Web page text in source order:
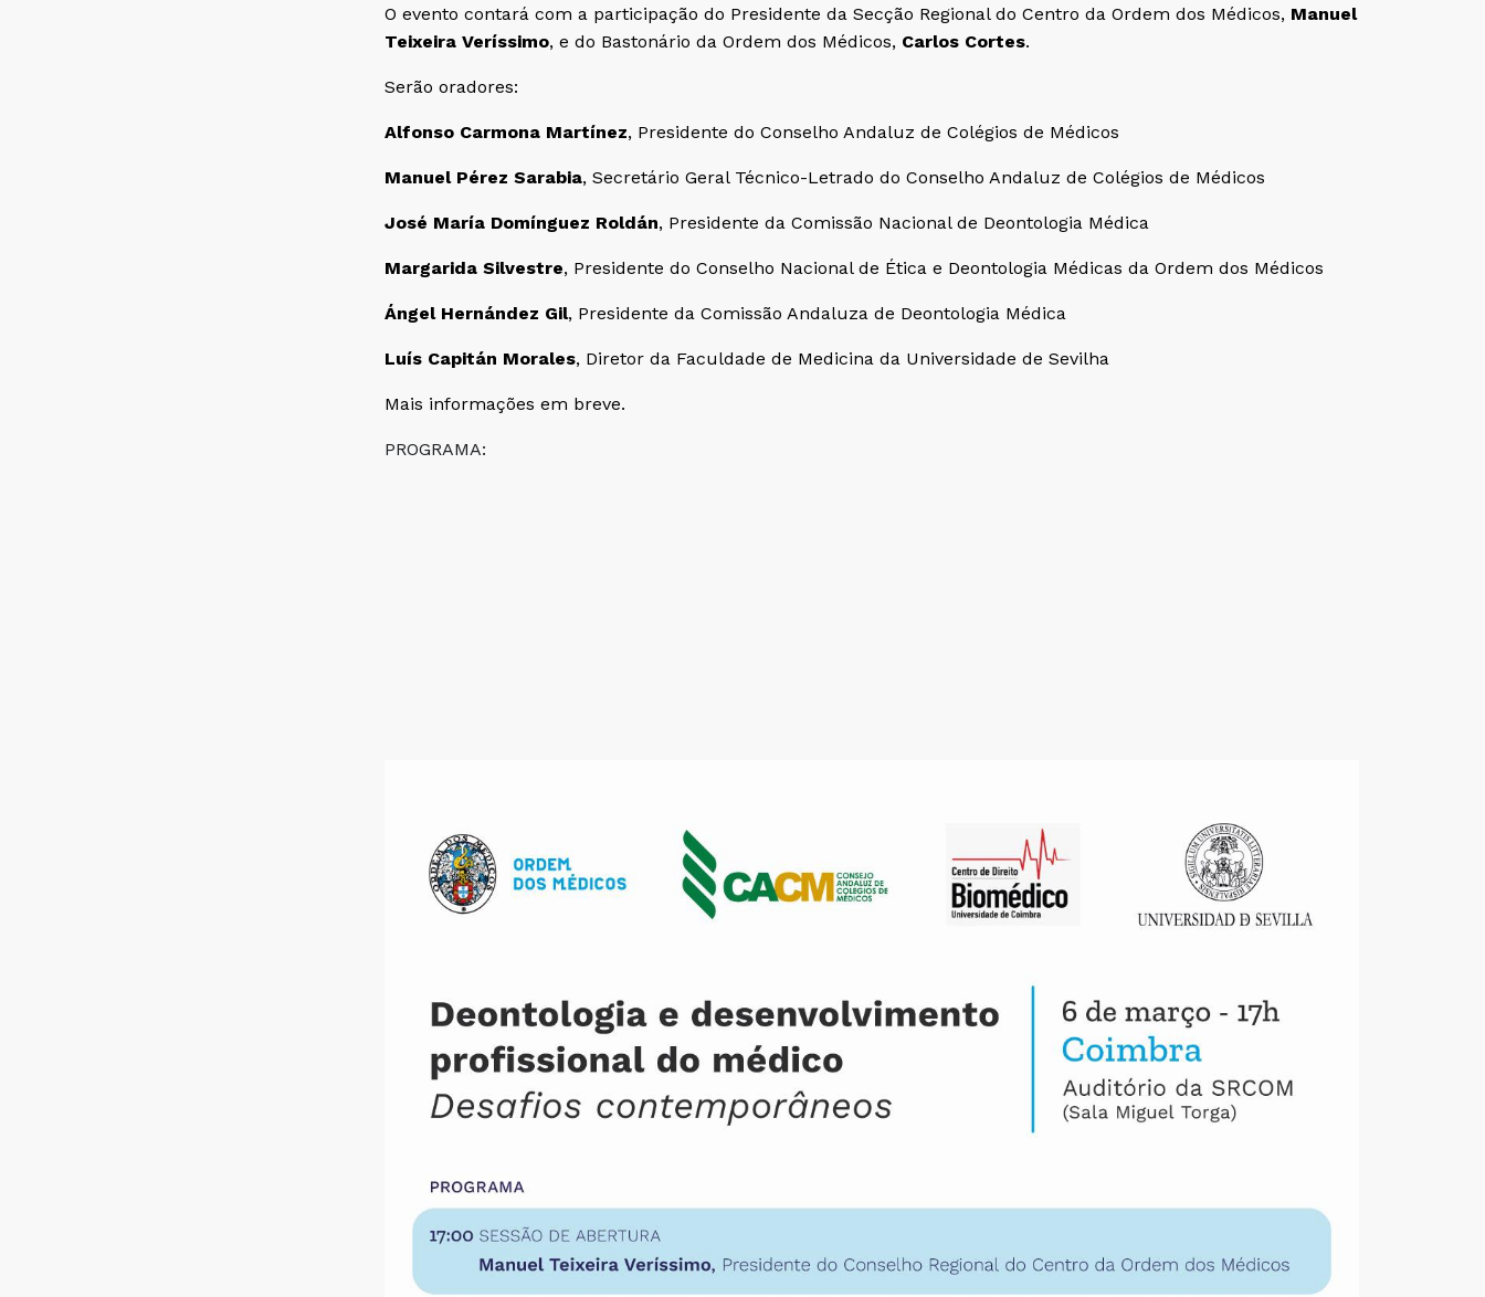
O evento contará com a participação do Presidente da Secção Regional do Centro da Ordem dos Médicos, Manuel
Teixeira Veríssimo, e do Bastonário da Ordem dos Médicos, Carlos Cortes.
Serão oradores:
Alfonso Carmona Martínez, Presidente do Conselho Andaluz de Colégios de Médicos
Manuel Pérez Sarabia, Secretário Geral Técnico-Letrado do Conselho Andaluz de Colégios de Médicos
José María Domínguez Roldán, Presidente da Comissão Nacional de Deontologia Médica
Margarida Silvestre, Presidente do Conselho Nacional de Ética e Deontologia Médicas da Ordem dos Médicos
Ángel Hernández Gil, Presidente da Comissão Andaluza de Deontologia Médica
Luís Capitán Morales, Diretor da Faculdade de Medicina da Universidade de Sevilha
Mais informações em breve.
PROGRAMA: